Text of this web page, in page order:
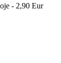
- 2,90 Eur